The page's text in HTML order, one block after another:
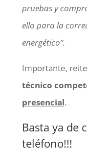
pruebas y
ello para la
energético”.
Importante,
técnico
presencial.
Basta ya de
teléfono!!!